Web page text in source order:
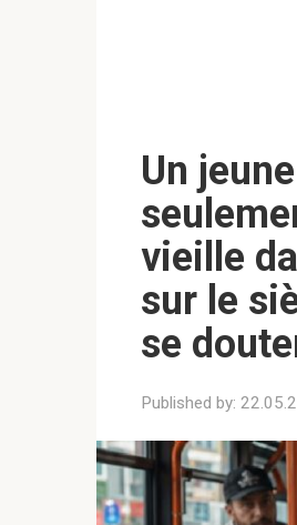
Un
vieille
sur le
se
Published by: